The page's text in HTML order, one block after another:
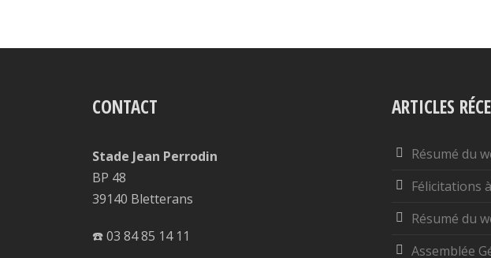
CONTACT
Stade Jean Perrodin
BP 48
39140 Bletterans
☎️ 03 84 85 14 11
ARTICLES
Résumé du
Félicitations
Résumé du
Assemblée